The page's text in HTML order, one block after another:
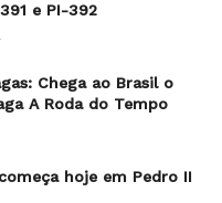
e PI-392
Chega ao Brasil o
A Roda do Tempo
hoje em Pedro II